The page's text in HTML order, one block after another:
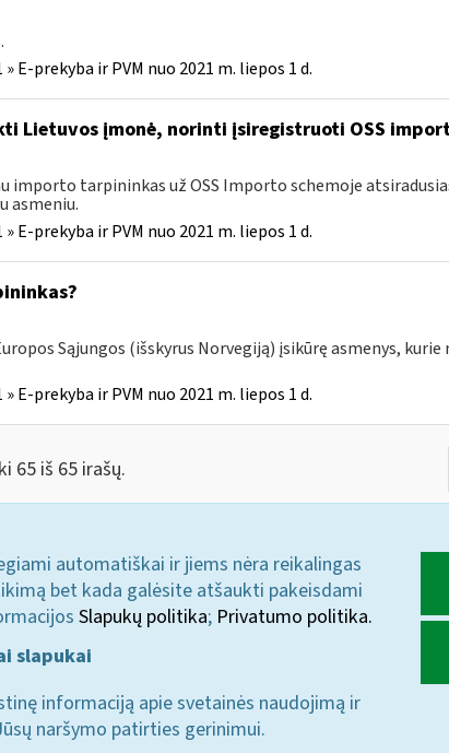
» E-prekyba ir PVM nuo 2021 m. liepos 1 d.
Lietuvos įmonė, norinti įsiregistruoti OSS
importo tarpininkas už OSS Importo schemoje
asmeniu.
» E-prekyba ir PVM nuo 2021 m. liepos 1 d.
Sąjungos (išskyrus Norvegiją) įsikūrę asmenys,
» E-prekyba ir PVM nuo 2021 m. liepos 1 d.
65 iš 65 irašų.
automatiškai ir jiems nėra reikalingas
bet kada galėsite atšaukti pakeisdami
Slapukų politika; Privatumo politika.
slapukai
informaciją apie svetainės naudojimą ir
naršymo patirties gerinimui.